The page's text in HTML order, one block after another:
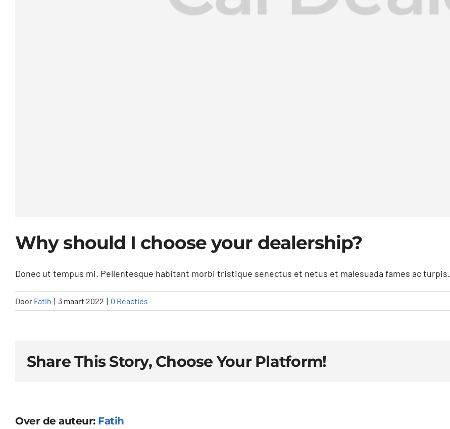
Why should I choose your dealership?
Donec ut tempus mi. Pellentesque habitant morbi tristique senectus et netus et malesuada fames ac turpis.
Door Fatih | 3 maart 2022 | 0 Reacties
Share This Story, Choose Your Platform!
Over de auteur: Fatih